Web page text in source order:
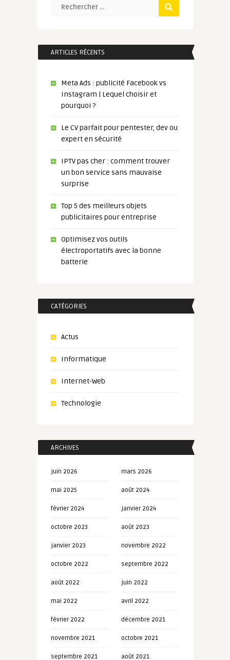
ARTICLES RÉCENTS
Meta Ads : publicité Facebook vs
Instagram | Lequel choisir et
pourquoi ?
Le CV parfait pour pentester, dev ou
expert en sécurité
IPTV pas cher : comment trouver
un bon service sans mauvaise
surprise
Top 5 des meilleurs objets
publicitaires pour entreprise
Optimisez vos outils
électroportatifs avec la bonne
batterie
CATÉGORIES
Actus
Informatique
Internet-Web
Technologie
ARCHIVES
juin 2026 mars 2026
mai 2025 août 2024
février 2024 janvier 2024
octobre 2023 août 2023
janvier 2023 novembre 2022
octobre 2022 septembre 2022
août 2022 juin 2022
mai 2022 avril 2022
février 2022 décembre 2021
novembre 2021 octobre 2021
septembre 2021 août 2021